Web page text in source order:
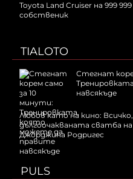
Toyota Land Cruiser на 999
собственик
TIALOTO
Стегнат
навсякъде
Любов като на кино:
дългоочакваната сватба
Джорджина Родригес
PULS